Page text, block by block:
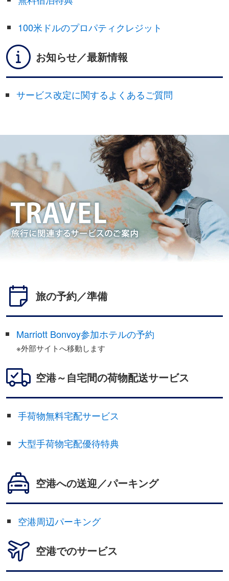
100米ドルのプロパティクレジット
お知らせ／最新情報
サービス改定に関するよくあるご質問
旅の予約／準備
Marriott Bonvoy参加ホテルの予約
※外部サイトへ移動します
空港～自宅間の荷物配送サービス
手荷物無料宅配サービス
大型手荷物宅配優待特典
空港への送迎／パーキング
空港周辺パーキング
空港でのサービス